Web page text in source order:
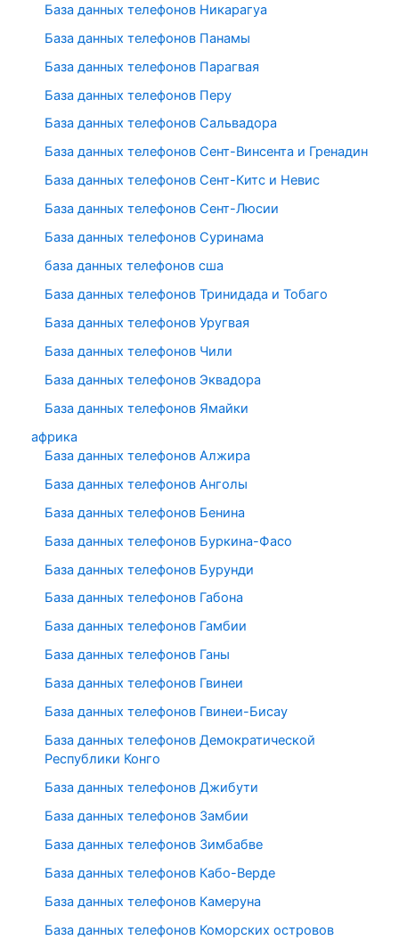
База данных телефонов Никарагуа
База данных телефонов Панамы
База данных телефонов Парагвая
База данных телефонов Перу
База данных телефонов Сальвадора
База данных телефонов Сент-Винсента и Гренадин
База данных телефонов Сент-Китс и Невис
База данных телефонов Сент-Люсии
База данных телефонов Суринама
база данных телефонов сша
База данных телефонов Тринидада и Тобаго
База данных телефонов Уругвая
База данных телефонов Чили
База данных телефонов Эквадора
База данных телефонов Ямайки
африка
База данных телефонов Алжира
База данных телефонов Анголы
База данных телефонов Бенина
База данных телефонов Буркина-Фасо
База данных телефонов Бурунди
База данных телефонов Габона
База данных телефонов Гамбии
База данных телефонов Ганы
База данных телефонов Гвинеи
База данных телефонов Гвинеи-Бисау
База данных телефонов Демократической
Республики Конго
База данных телефонов Джибути
База данных телефонов Замбии
База данных телефонов Зимбабве
База данных телефонов Кабо-Верде
База данных телефонов Камеруна
База данных телефонов Коморских островов